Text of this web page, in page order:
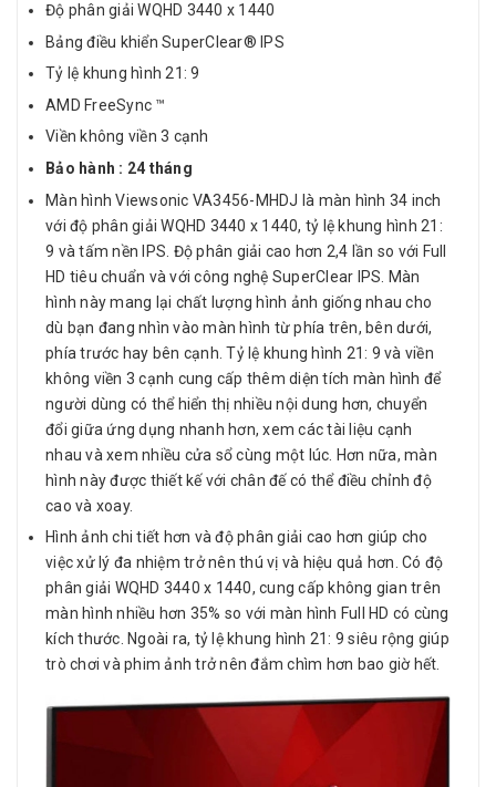
Độ phân giải WQHD 3440 x 1440
Bảng điều khiển SuperClear® IPS
Tỷ lệ khung hình 21: 9
AMD FreeSync ™
Viền không viền 3 cạnh
Bảo hành : 24 tháng
Màn hình Viewsonic VA3456-MHDJ là màn hình 34 inch
với độ phân giải WQHD 3440 x 1440, tỷ lệ khung hình 21:
9 và tấm nền IPS. Độ phân giải cao hơn 2,4 lần so với Full
HD tiêu chuẩn và với công nghệ SuperClear IPS. Màn
hình này mang lại chất lượng hình ảnh giống nhau cho
dù bạn đang nhìn vào màn hình từ phía trên, bên dưới,
phía trước hay bên cạnh. Tỷ lệ khung hình 21: 9 và viền
không viền 3 cạnh cung cấp thêm diện tích màn hình để
người dùng có thể hiển thị nhiều nội dung hơn, chuyển
đổi giữa ứng dụng nhanh hơn, xem các tài liệu cạnh
nhau và xem nhiều cửa sổ cùng một lúc. Hơn nữa, màn
hình này được thiết kế với chân đế có thể điều chỉnh độ
cao và xoay.
Hình ảnh chi tiết hơn và độ phân giải cao hơn giúp cho
việc xử lý đa nhiệm trở nên thú vị và hiệu quả hơn. Có độ
phân giải WQHD 3440 x 1440, cung cấp không gian trên
màn hình nhiều hơn 35% so với màn hình Full HD có cùng
kích thước. Ngoài ra, tỷ lệ khung hình 21: 9 siêu rộng giúp
trò chơi và phim ảnh trở nên đắm chìm hơn bao giờ hết.